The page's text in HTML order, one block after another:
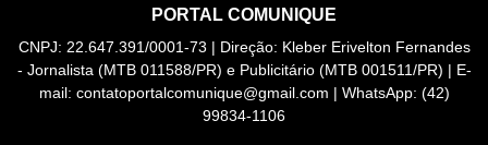
PORTAL COMUNIQUE
CNPJ: 22.647.391/0001-73 | Direção: Kleber Erivelton Fernandes
- Jornalista (MTB 011588/PR) e Publicitário (MTB 001511/PR) | E-
mail: contatoportalcomunique@gmail.com | WhatsApp: (42)
99834-1106